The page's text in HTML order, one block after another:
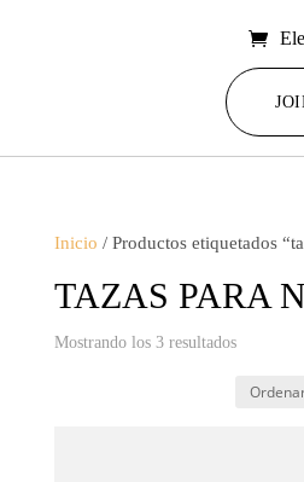
Inicio / Productos etiquetados
TAZAS PARA
Mostrando los 3 resultadosOrdenado